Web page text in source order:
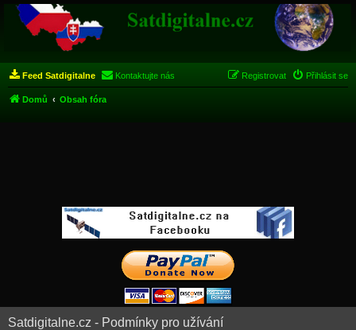
Feed Satdigitalne Kontaktujte nás Přihlásit se
Registrovat
Domů Obsah fóra
Satdigitalne.cz - Podmínky pro užívání